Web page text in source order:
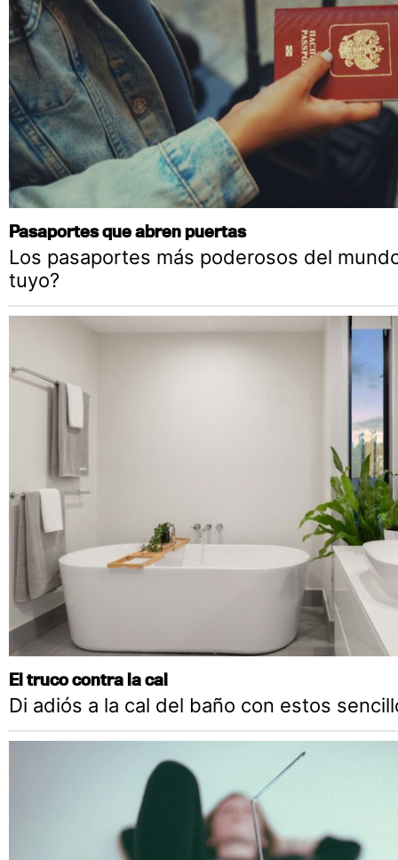
Pasaportes que abren puertas
Los pasaportes más poderosos del
tuyo?
El truco contra la cal
Di adiós a la cal del baño con estos